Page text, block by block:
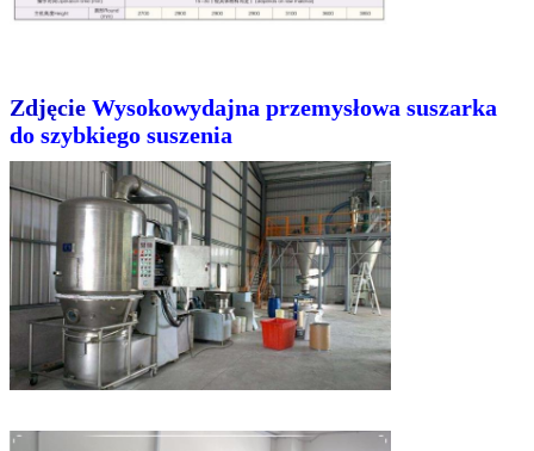
Zdjęcie Wysokowydajna przemysłowa suszarka
do szybkiego suszenia